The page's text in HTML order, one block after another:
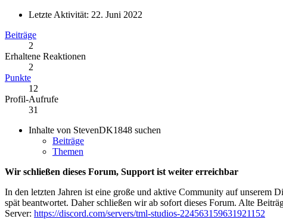
Letzte Aktivität: 22. Juni 2022
Beiträge
2
Erhaltene Reaktionen
2
Punkte
12
Profil-Aufrufe
31
Inhalte von StevenDK1848 suchen
Beiträge
Themen
Wir schließen dieses Forum, Support ist weiter erreichbar
In den letzten Jahren ist eine große und aktive Community auf unserem
spät beantwortet. Daher schließen wir ab sofort dieses Forum. Alte
Server: https://discord.com/servers/tml-studios-224563159631921152